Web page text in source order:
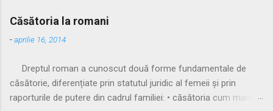
Căsătoria la romani
-aprilie 16, 2014
Dreptul roman a cunoscut două forme fundamentale de
căsătorie, diferențiate prin statutul juridic al femeii și prin
raporturile de putere din cadrul familiei: • căsătoria cum manus